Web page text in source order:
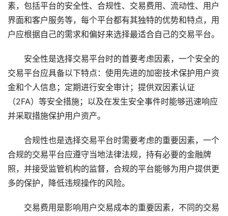
素，包括平台的安全性、合规性、交易费用、流动性、用户
界面和客户服务等，每个平台都有其独特的优势和特点，用
户应根据自己的需求和偏好来选择最适合自己的交易平台。
安全性是选择交易平台时的首要考虑因素，一个安全的
交易平台应具备以下特点：使用先进的加密技术保护用户资
金和个人信息；定期进行安全审计；提供双因素认证
（2FA）等安全措施；以及在发生安全事件时能够迅速响应
并采取措施保护用户资产。
合规性也是选择交易平台时需要考虑的重要因素，一个
合规的交易平台应遵守当地法律法规，持有必要的金融牌
照，并接受监管机构的监督，合规的平台能够为用户提供更
多的保护，降低违规操作的风险。
交易费用是影响用户交易成本的重要因素，不同的交易